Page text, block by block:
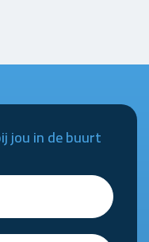
jou in de buurt